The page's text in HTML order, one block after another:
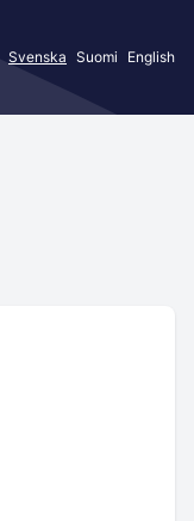
Svenska Suomi English